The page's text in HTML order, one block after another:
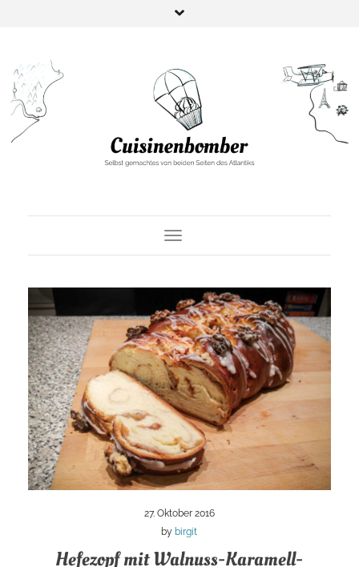
Toggle Navigation
27. Oktober 2016
by birgit
Hefezopf mit Walnuss-Karamell-